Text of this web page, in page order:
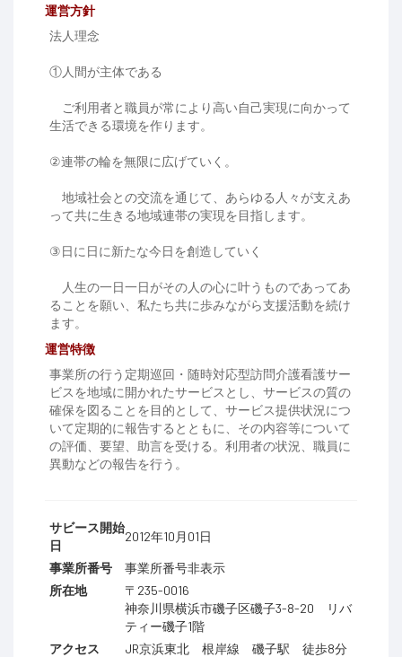
運営方針
法人理念
①人間が主体である
ご利用者と職員が常により高い自己実現に向かって
生活できる環境を作ります。
②連帯の輪を無限に広げていく。
地域社会との交流を通じて、あらゆる人々が支えあ
って共に生きる地域連帯の実現を目指します。
③日に日に新たな今日を創造していく
人生の一日一日がその人の心に叶うものであってあ
ることを願い、私たち共に歩みながら支援活動を続け
ます。
運営特徴
事業所の行う定期巡回・随時対応型訪問介護看護サー
ビスを地域に開かれたサービスとし、サービスの質の
確保を図ることを目的として、サービス提供状況につ
いて定期的に報告するとともに、その内容等について
の評価、要望、助言を受ける。利用者の状況、職員に
異動などの報告を行う。
サビース開始
日
2012年10月01日
事業所番号
事業所番号非表示
所在地
〒235-0016
神奈川県横浜市磯子区磯子3-8-20 リバ
ティー磯子1階
アクセス
JR京浜東北 根岸線 磯子駅 徒歩8分